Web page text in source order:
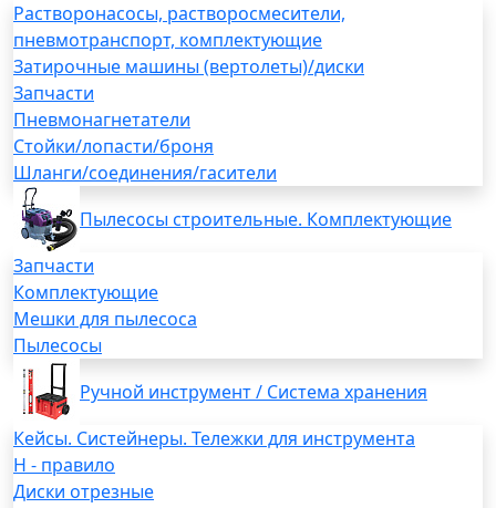
Растворонасосы, растворосмесители,
пневмотранспорт, комплектующие
Затирочные машины (вертолеты)/диски
Запчасти
Пневмонагнетатели
Стойки/лопасти/броня
Шланги/соединения/гасители
Пылесосы строительные. Комплектующие
Запчасти
Комплектующие
Мешки для пылесоса
Пылесосы
Ручной инструмент / Система хранения
Кейсы. Систейнеры. Тележки для инструмента
H - правило
Диски отрезные